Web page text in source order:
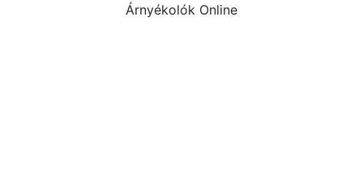
Árnyékolók Online